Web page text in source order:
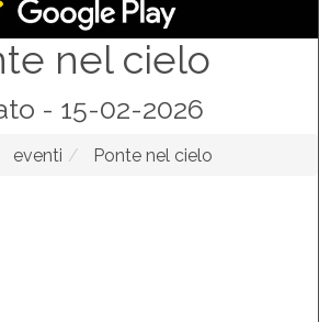
nel cielo
- 15-02-2026
eventi Ponte nel cielo